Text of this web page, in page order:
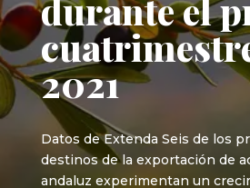
durante el
2021
Datos de Extenda Seis de los
destinos de la exportación de
andaluz experimentan un